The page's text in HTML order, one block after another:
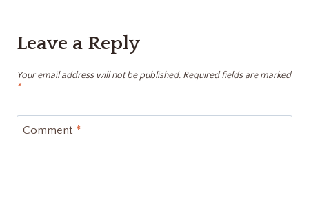
Leave a Reply
Your email address will not be published. Required fields are marked
*
Comment *